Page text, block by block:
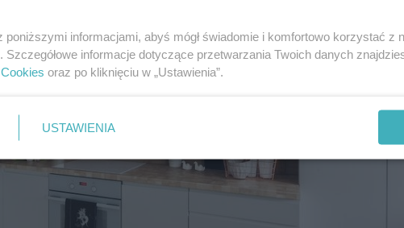
poniższymi informacjami, abyś mógł świadomie i komfortowo korzystać z
Szczegółowe informacje dotyczące przetwarzania Twoich danych
Cookies oraz po kliknięciu w „Ustawienia”.
USTAWIENIA